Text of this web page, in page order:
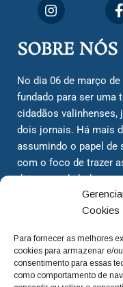
Cookies
Para fornecer as melhores
cookies para armazenar e/
consentimento para essas
como comportamento de
SOBRE NÓS
No dia 06 de março
fundado para ser uma
cidadãos valinhenses,
dois jornais. Há mais
assumindo o papel de
com o foco de trazer
deixamos de lado as
questionando os
para a cidade e